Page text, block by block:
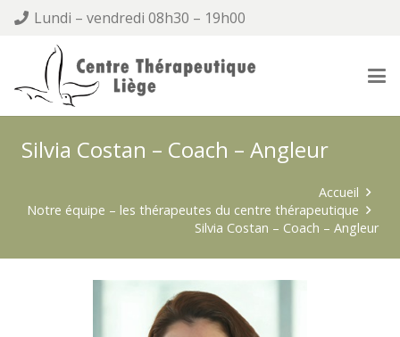
Lundi – vendredi 08h30 – 19h00
Silvia Costan – Coach – Angleur
Accueil
Notre équipe – les thérapeutes du centre thérapeutique
Silvia Costan – Coach – Angleur